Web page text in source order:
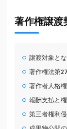
著作権譲渡
譲渡対象と
著作権法第
著作者人格
報酬支払と
第三者権利